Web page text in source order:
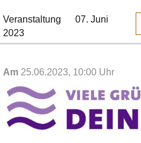
Veranstaltung
07. Juni
2023
Am 25.06.2023, 10:00 Uhr